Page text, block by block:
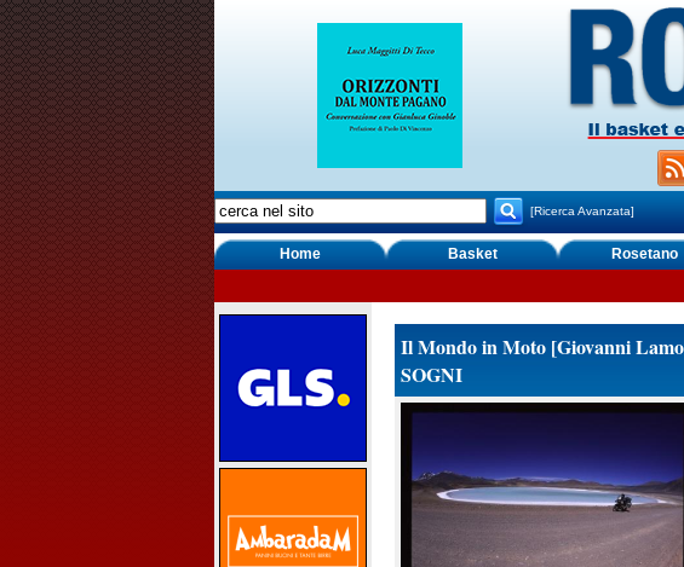
[Ricerca Avanzata]
Home Basket Rosetano
Il Mondo in Moto [Giovanni
SOGNI